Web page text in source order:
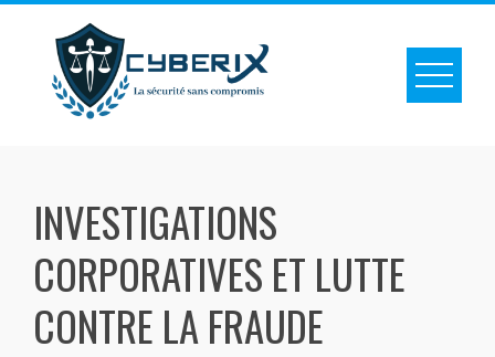
INVESTIGATIONS
CORPORATIVES ET LUTTE
CONTRE LA FRAUDE